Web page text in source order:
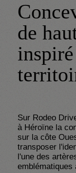
de
Sur Rodeo
à Héroïne la
sur la côte
transposer
l'une des
emblématiques